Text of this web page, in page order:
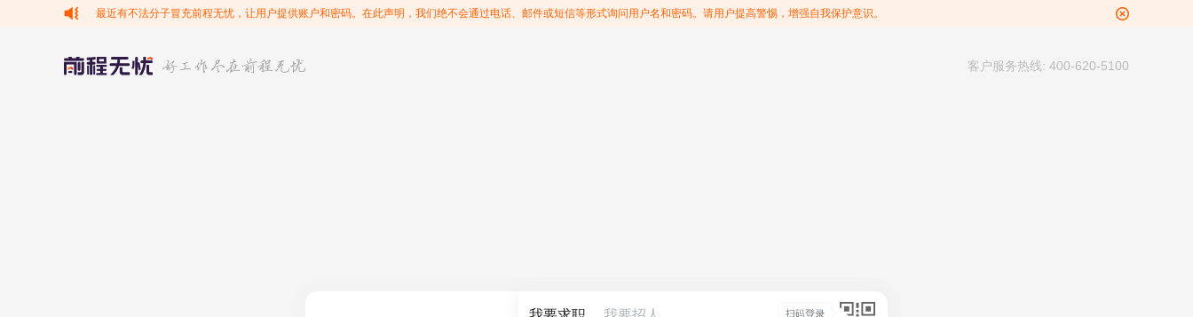
最近有不法分子冒充前程无忧，让用户提供账户和密码。在此声明，我们绝不会通过电话、邮件或短信等形式询问用户名和密码。请用户提高警惕，增强自我保护意识。
客户服务热线: 400-620-5100